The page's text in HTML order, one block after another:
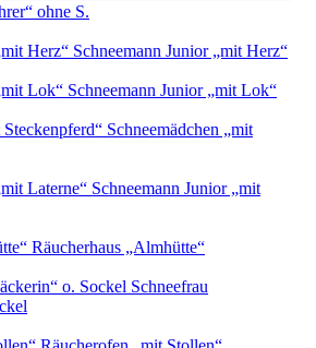
ohne S.
Schneemann Junior „mit Herz“
Schneemann Junior „mit Lok“
Schneemädchen „mit
Schneemann Junior „mit
Räucherhaus „Almhütte“
Schneefrau